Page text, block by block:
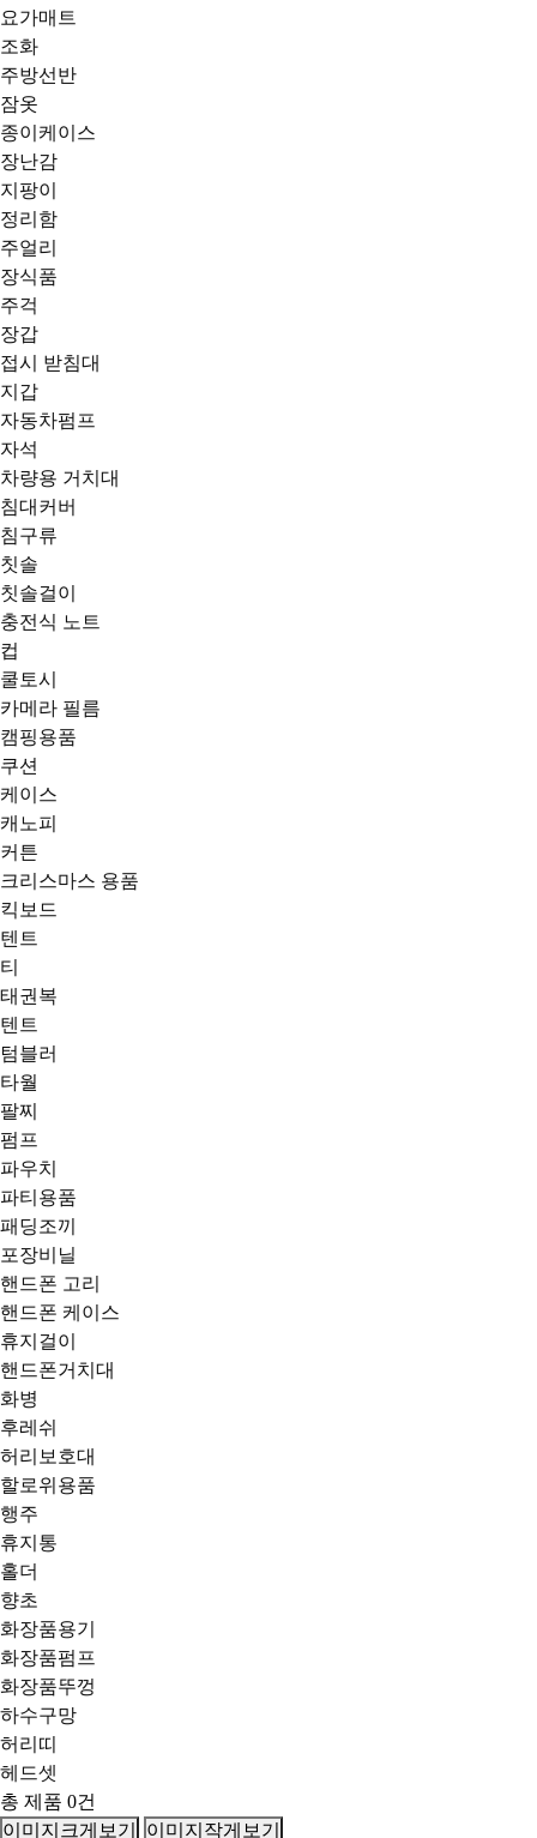
요가매트
조화
주방선반
잠옷
종이케이스
장난감
지팡이
정리함
주얼리
장식품
주걱
장갑
접시 받침대
지갑
자동차펌프
자석
차량용 거치대
침대커버
침구류
칫솔
칫솔걸이
충전식 노트
컵
쿨토시
카메라 필름
캠핑용품
쿠션
케이스
캐노피
커튼
크리스마스 용품
킥보드
텐트
티
태권복
텐트
텀블러
타월
팔찌
펌프
파우치
파티용품
패딩조끼
포장비닐
핸드폰 고리
핸드폰 케이스
휴지걸이
핸드폰거치대
화병
후레쉬
허리보호대
할로위용품
행주
휴지통
홀더
향초
화장품용기
화장품펌프
화장품뚜껑
하수구망
허리띠
헤드셋
총 제품 0건
이미지크게보기
이미지작게보기